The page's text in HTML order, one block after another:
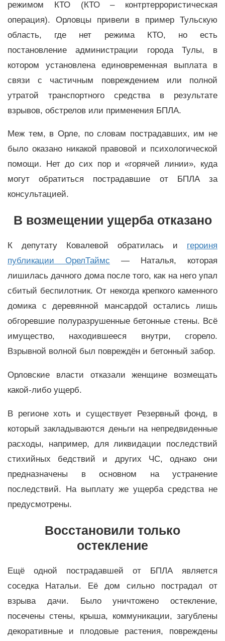
режимом КТО (КТО – контртеррористическая
операция). Орловцы привели в пример Тульскую
область, где нет режима КТО, но есть
постановление администрации города Тулы, в
котором установлена единовременная выплата в
связи с частичным повреждением или полной
утратой транспортного средства в результате
взрывов, обстрелов или применения БПЛА.
Меж тем, в Орле, по словам пострадавших, им не
было оказано никакой правовой и психологической
помощи. Нет до сих пор и «горячей линии», куда
могут обратиться пострадавшие от БПЛА за
консультацией.
В возмещении ущерба отказано
К депутату Ковалевой обратилась и героиня
публикации ОрелТаймс — Наталья, которая
лишилась дачного дома после того, как на него упал
сбитый беспилотник. От некогда крепкого каменного
домика с деревянной мансардой остались лишь
обгоревшие полуразрушенные бетонные стены. Всё
имущество, находившееся внутри, сгорело.
Взрывной волной был повреждён и бетонный забор.
Орловские власти отказали женщине возмещать
какой-либо ущерб.
В регионе хоть и существует Резервный фонд, в
который закладываются деньги на непредвиденные
расходы, например, для ликвидации последствий
стихийных бедствий и других ЧС, однако они
предназначены в основном на устранение
последствий. На выплату же ущерба средства не
предусмотрены.
Восстановили только
остекление
Ещё одной пострадавшей от БПЛА является
соседка Натальи. Её дом сильно пострадал от
взрыва дачи. Было уничтожено остекление,
посечены стены, крыша, коммуникации, загублены
декоративные и плодовые растения, повреждены